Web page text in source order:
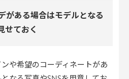
がある場合はモデルとなる
せておく
や希望のコーディネートがあ